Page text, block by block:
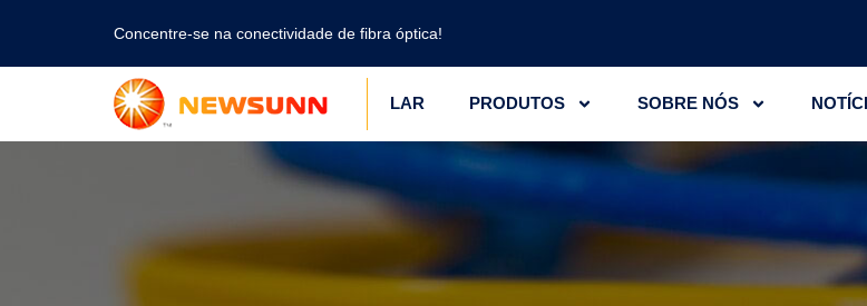
Concentre-se na conectividade de fibra óptica!
LAR PRODUTOS SOBRE NÓS